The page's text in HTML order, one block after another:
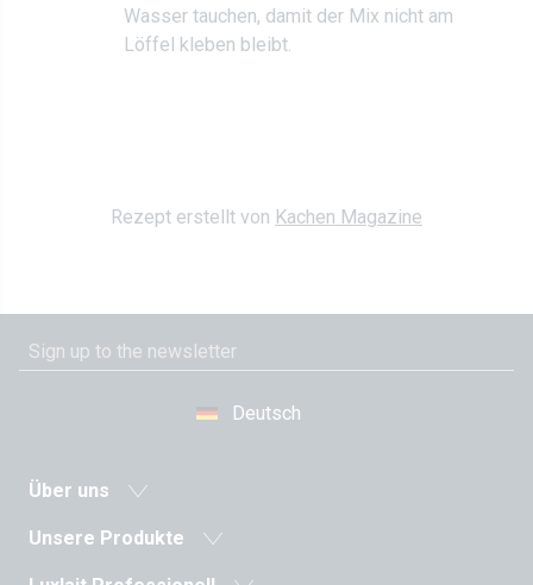
Wasser tauchen, damit der Mix nicht am
Löffel kleben bleibt.
Rezept erstellt von Kachen Magazine
Deutsch
Über uns
Neuigkeiten
Unsere Produkte
Milch und Milchgetränke